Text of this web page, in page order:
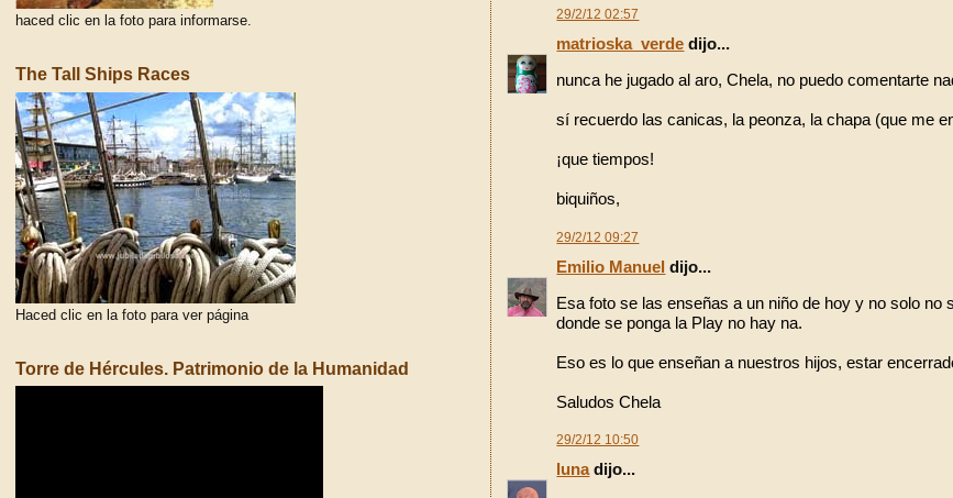
29/2/12 02:57
matrioska_verde dijo...
nunca he jugado al aro, Chela, no puedo comentarte
sí recuerdo las canicas, la peonza, la chapa (que me
¡que tiempos!
biquiños,
29/2/12 09:27
Emilio Manuel dijo...
Esa foto se las enseñas a un niño de hoy y no solo
donde se ponga la Play no hay na.
Eso es lo que enseñan a nuestros hijos, estar
Saludos Chela
29/2/12 10:50
lunadijo...
haced clic en la foto para informarse.
The Tall Ships Races
Haced clic en la foto para ver página
Torre de Hércules. Patrimonio de la Humanidad